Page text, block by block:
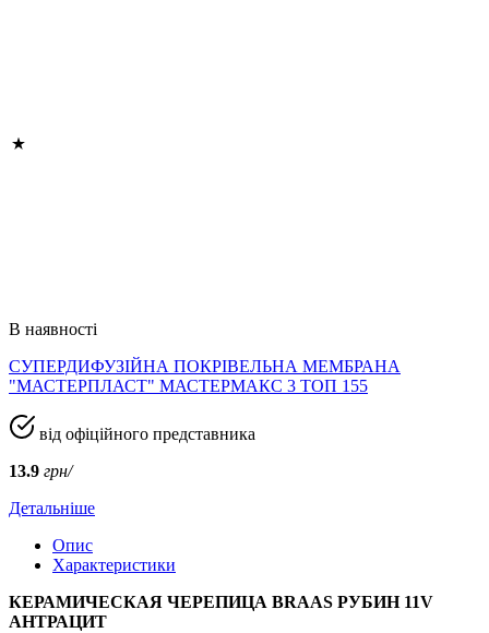
В наявності
СУПЕРДИФУЗІЙНА ПОКРІВЕЛЬНА МЕМБРАНА
"МАСТЕРПЛАСТ" МАСТЕРМАКС 3 ТОП 155
від офіційного представника
13.9 грн/
Детальніше
Опис
Характеристики
КЕРАМИЧЕСКАЯ ЧЕРЕПИЦА BRAAS РУБИН 11V
АНТРАЦИТ